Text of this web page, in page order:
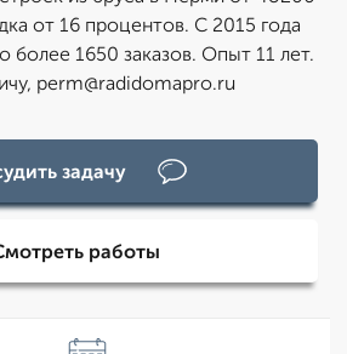
от 16 процентов. С 2015 года
более 1650 заказов. Опыт 11 лет.
perm@radidomapro.ru
задачу
работы